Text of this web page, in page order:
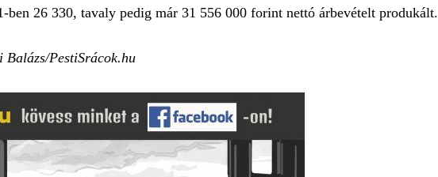
ben 26 330, tavaly pedig már 31 556 000 forint nettó árbevételt produkált.
PestiSrácok.hu